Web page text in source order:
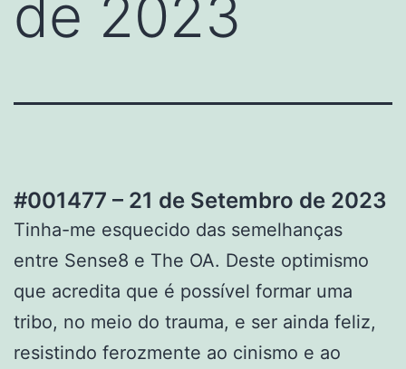
de 2023
#001477 – 21 de Setembro de 2023
Tinha-me esquecido das semelhanças
entre Sense8 e The OA. Deste optimismo
que acredita que é possível formar uma
tribo, no meio do trauma, e ser ainda feliz,
resistindo ferozmente ao cinismo e ao